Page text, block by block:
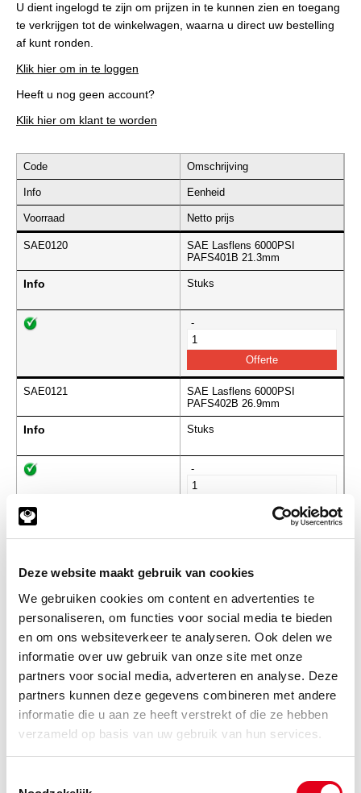
Deze website maakt gebruik van cookies
We gebruiken cookies om content en advertenties te
personaliseren, om functies voor social media te bieden
en om ons websiteverkeer te analyseren. Ook delen we
informatie over uw gebruik van onze site met onze
partners voor social media, adverteren en analyse. Deze
partners kunnen deze gegevens combineren met andere
informatie die u aan ze heeft verstrekt of die ze hebben
verzameld op basis van uw gebruik van hun services.
U dient ingelogd te zijn om prijzen in te kunnen zien en toegang
te verkrijgen tot de winkelwagen, waarna u direct uw bestelling
af kunt ronden.
Klik hier om in te loggen
Heeft u nog geen account?
Klik hier om klant te worden
Code Omschrijving
Info Eenheid
Voorraad Netto prijs
SAE0120
SAE Lasflens 6000PSI
PAFS401B 21.3mm
Info Stuks
-
SAE0121
SAE Lasflens 6000PSI
PAFS402B 26.9mm
Info Stuks
-
SAE0122
SAE Lasflens 6000PSI
Info Stuks
-
SAE0124
SAE Lasflens 6000PSI
PAFS405B 48.3mm
Info Stuks
-